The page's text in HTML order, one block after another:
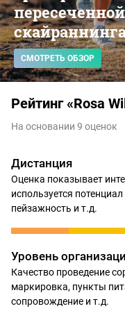
СМОТРЕТЬ ОБЗОР
Рейтинг «Rosa
На основании 9 оценок
Дистанция
Оценка показывает
используется
пейзажность и т.д.
Уровень
Качество проведение
маркировка, пункты
сопровождение и т.д.